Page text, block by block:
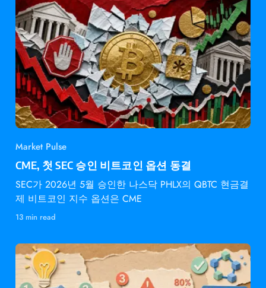
Market Pulse
CME, 첫 SEC 승인 비트코인 옵션 동결
SEC가 2026년 5월 승인한 나스닥 PHLX의 QBTC 현금결
제 비트코인 지수 옵션은 CME
13 min read